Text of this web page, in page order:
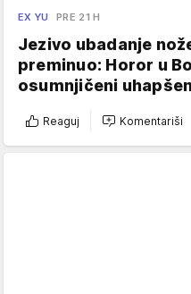
EX YU PRE 21 H
Jezivo ubadanje
preminuo: Horor u
osumnjičeni uhapšen
Reaguj Komentariši